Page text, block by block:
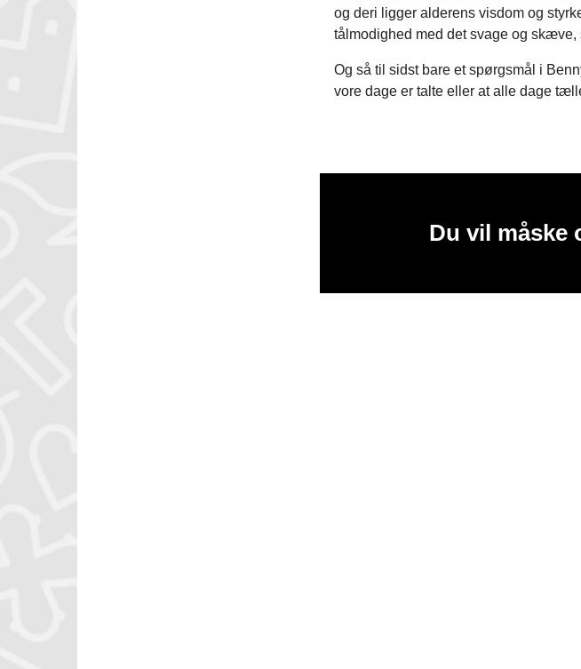
og deri ligger alderens visdom og
tålmodighed med det svage og
Og så til sidst bare et spørgsmål i
vore dage er talte eller at alle dage
Du vil måske